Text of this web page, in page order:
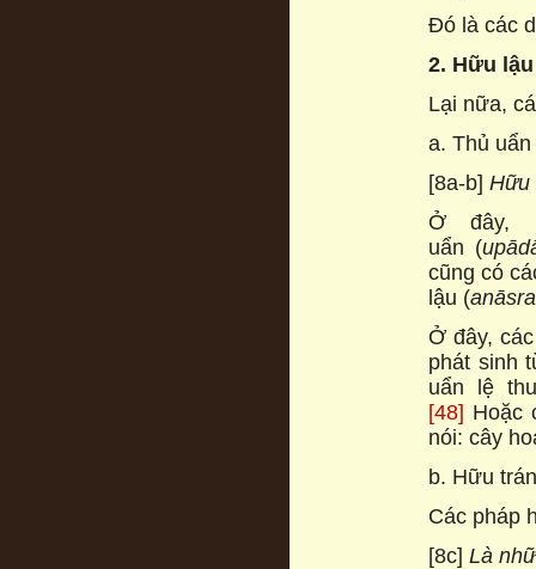
Đó là các
2. Hữu lậu
Lại nữa,
a. Thủ
[8a-b] Hữu
Ở đây,
uẩn (
cũng có
lậu (
Ở đây,
phát sinh
uẩn lệ
[48] Hoặc
nói: cây
b. Hữu
Các pháp
[8c] Là